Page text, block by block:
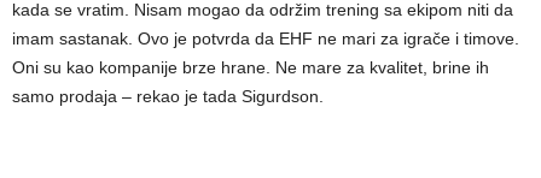
kada se vratim. Nisam mogao da održim trening sa ekipom niti da
imam sastanak. Ovo je potvrda da EHF ne mari za igrače i timove.
Oni su kao kompanije brze hrane. Ne mare za kvalitet, brine ih
samo prodaja – rekao je tada Sigurdson.